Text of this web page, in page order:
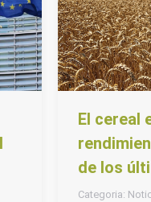
El cereal
de los
Categoria: